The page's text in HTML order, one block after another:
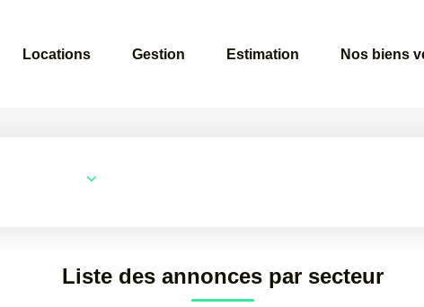
Locations Gestion Estimation Nos biens
Liste des annonces par secteur